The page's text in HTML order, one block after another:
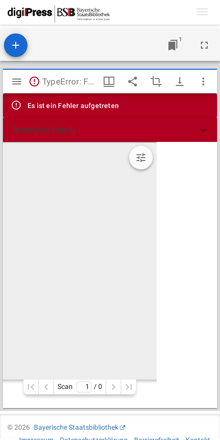
1
Mirador
Viewer
TypeError: Failed to fetch
Es ist ein Fehler aufgetreten
Technische Details
Scan / 0
©2026
Bayerische Staatsbibliothek